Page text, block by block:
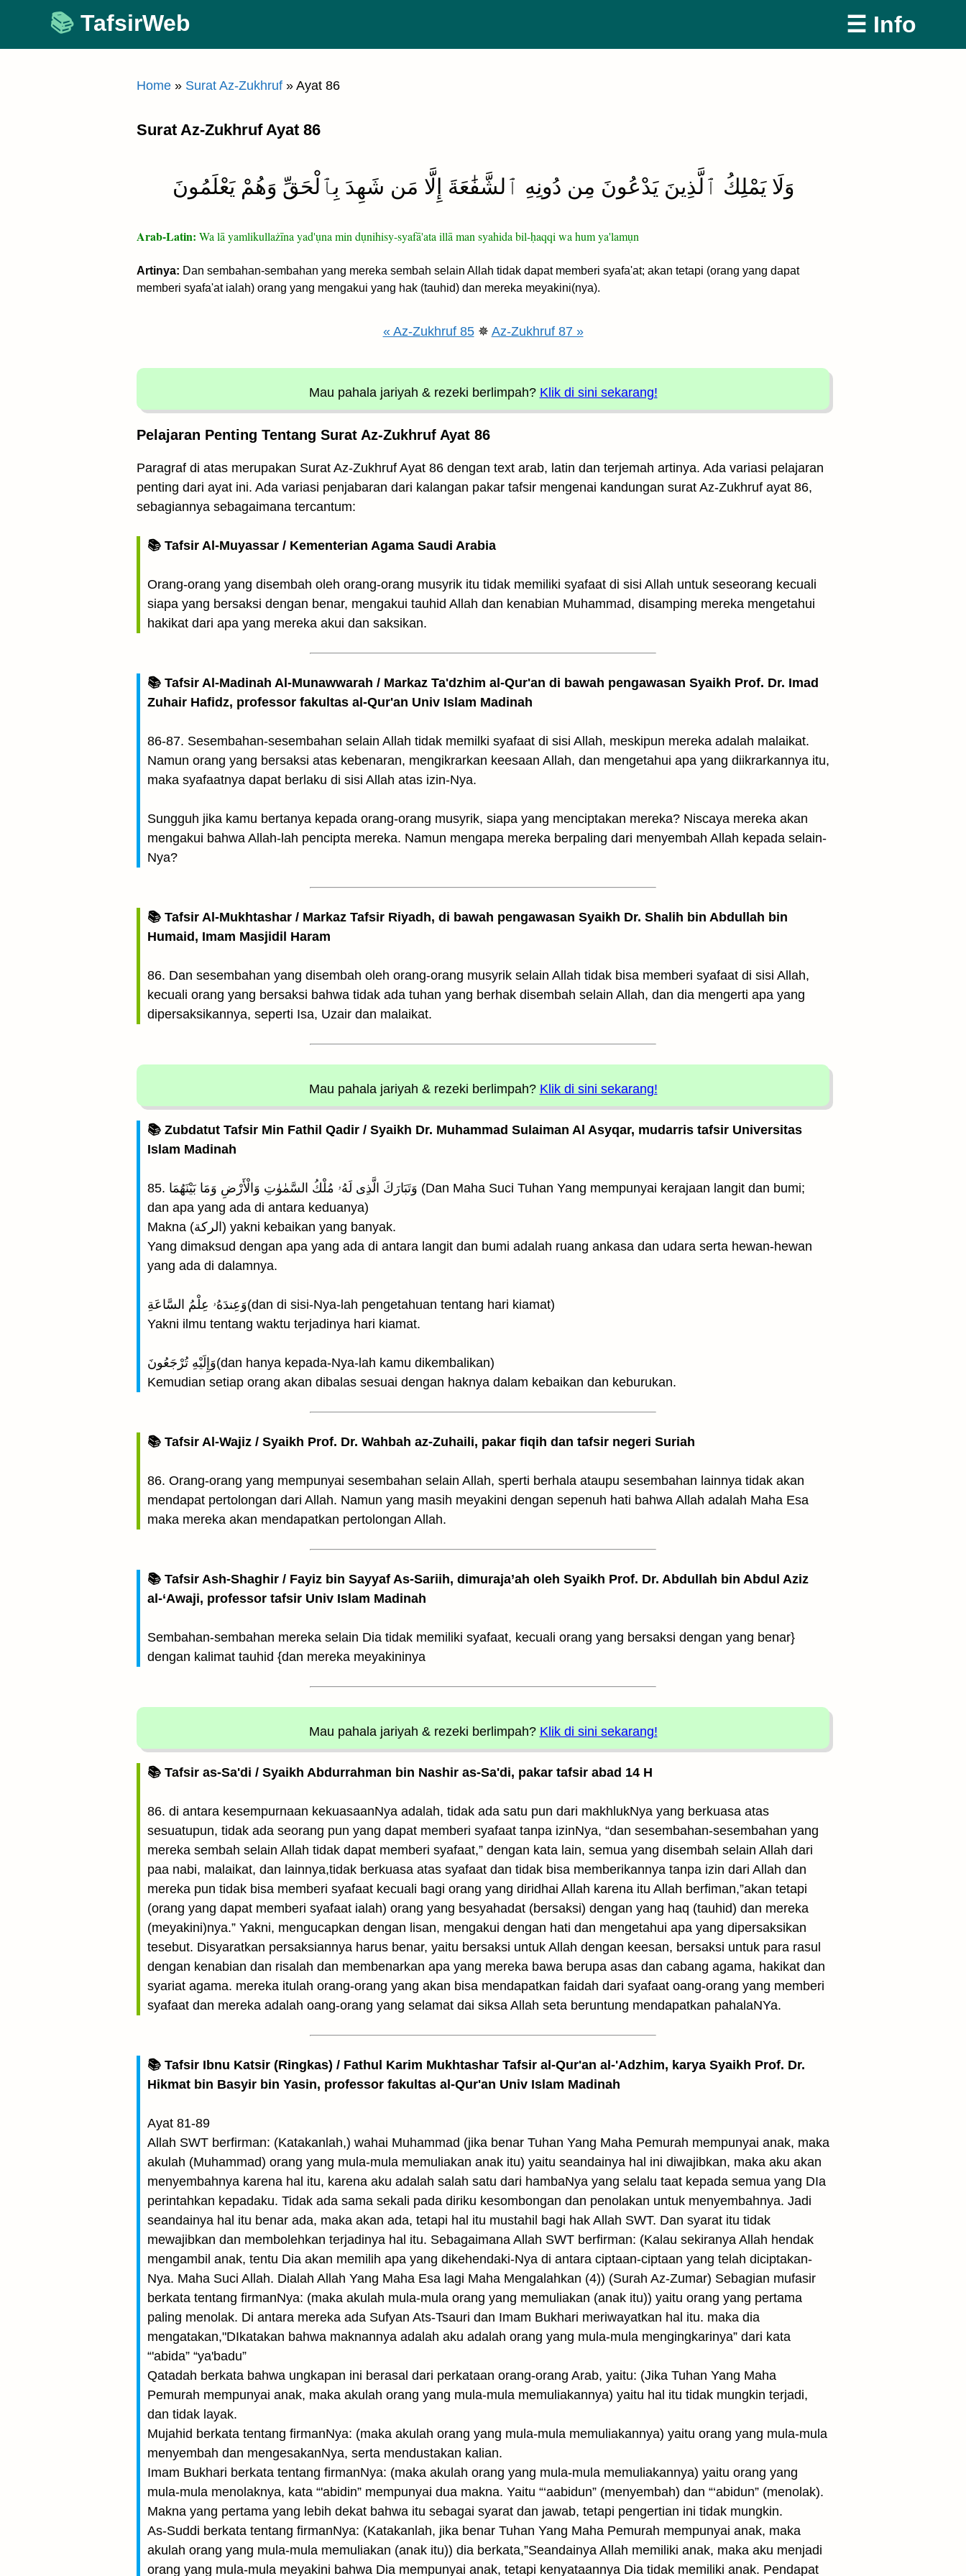
content
TafsirWeb ☰ Info
Home » Surat Az-Zukhruf » Ayat 86
Surat Az-Zukhruf Ayat 86
وَلَا يَمْلِكُ ٱلَّذِينَ يَدْعُونَ مِن دُونِهِ ٱلشَّفَٰعَةَ إِلَّا مَن شَهِدَ بِٱلْحَقِّ وَهُمْ يَعْلَمُونَ
Arab-Latin: Wa lā yamlikullażīna yad'ụna min dụnihisy-syafā'ata illā man syahida bil-ḥaqqi wa hum ya'lamụn
Artinya: Dan sembahan-sembahan yang mereka sembah selain Allah tidak dapat memberi syafa'at; akan tetapi (orang yang dapat
memberi syafa'at ialah) orang yang mengakui yang hak (tauhid) dan mereka meyakini(nya).
« Az-Zukhruf 85✵ Az-Zukhruf 87 »
Mau pahala jariyah & rezeki berlimpah? Klik di sini sekarang!
Pelajaran Penting Tentang Surat Az-Zukhruf Ayat 86
Paragraf di atas merupakan Surat Az-Zukhruf Ayat 86 dengan text arab, latin dan terjemah artinya. Ada variasi pelajaran
penting dari ayat ini. Ada variasi penjabaran dari kalangan pakar tafsir mengenai kandungan surat Az-Zukhruf ayat 86,
sebagiannya sebagaimana tercantum:
📚 Tafsir Al-Muyassar / Kementerian Agama Saudi Arabia
Orang-orang yang disembah oleh orang-orang musyrik itu tidak memiliki syafaat di sisi Allah untuk seseorang kecuali
siapa yang bersaksi dengan benar, mengakui tauhid Allah dan kenabian Muhammad, disamping mereka mengetahui
hakikat dari apa yang mereka akui dan saksikan.
📚 Tafsir Al-Madinah Al-Munawwarah / Markaz Ta'dzhim al-Qur'an di bawah pengawasan Syaikh Prof. Dr. Imad
Zuhair Hafidz, professor fakultas al-Qur'an Univ Islam Madinah
86-87. Sesembahan-sesembahan selain Allah tidak memilki syafaat di sisi Allah, meskipun mereka adalah malaikat.
Namun orang yang bersaksi atas kebenaran, mengikrarkan keesaan Allah, dan mengetahui apa yang diikrarkannya itu,
maka syafaatnya dapat berlaku di sisi Allah atas izin-Nya.
Sungguh jika kamu bertanya kepada orang-orang musyrik, siapa yang menciptakan mereka? Niscaya mereka akan
mengakui bahwa Allah-lah pencipta mereka. Namun mengapa mereka berpaling dari menyembah Allah kepada selain-
Nya?
📚 Tafsir Al-Mukhtashar / Markaz Tafsir Riyadh, di bawah pengawasan Syaikh Dr. Shalih bin Abdullah bin
Humaid, Imam Masjidil Haram
86. Dan sesembahan yang disembah oleh orang-orang musyrik selain Allah tidak bisa memberi syafaat di sisi Allah,
kecuali orang yang bersaksi bahwa tidak ada tuhan yang berhak disembah selain Allah, dan dia mengerti apa yang
dipersaksikannya, seperti Isa, Uzair dan malaikat.
Mau pahala jariyah & rezeki berlimpah? Klik di sini sekarang!
📚 Zubdatut Tafsir Min Fathil Qadir / Syaikh Dr. Muhammad Sulaiman Al Asyqar, mudarris tafsir Universitas
Islam Madinah
85. وَتَبَارَكَ الَّذِى لَهُۥ مُلْكُ السَّمٰوٰتِ وَالْأَرْضِ وَمَا بَيْنَهُمَا (Dan Maha Suci Tuhan Yang mempunyai kerajaan langit dan bumi;
dan apa yang ada di antara keduanya)
Makna (الركة) yakni kebaikan yang banyak.
Yang dimaksud dengan apa yang ada di antara langit dan bumi adalah ruang ankasa dan udara serta hewan-hewan
yang ada di dalamnya.
وَعِندَهُۥ عِلْمُ السَّاعَةِ(dan di sisi-Nya-lah pengetahuan tentang hari kiamat)
Yakni ilmu tentang waktu terjadinya hari kiamat.
وَإِلَيْهِ تُرْجَعُونَ(dan hanya kepada-Nya-lah kamu dikembalikan)
Kemudian setiap orang akan dibalas sesuai dengan haknya dalam kebaikan dan keburukan.
📚 Tafsir Al-Wajiz / Syaikh Prof. Dr. Wahbah az-Zuhaili, pakar fiqih dan tafsir negeri Suriah
86. Orang-orang yang mempunyai sesembahan selain Allah, sperti berhala ataupu sesembahan lainnya tidak akan
mendapat pertolongan dari Allah. Namun yang masih meyakini dengan sepenuh hati bahwa Allah adalah Maha Esa
maka mereka akan mendapatkan pertolongan Allah.
📚 Tafsir Ash-Shaghir / Fayiz bin Sayyaf As-Sariih, dimuraja’ah oleh Syaikh Prof. Dr. Abdullah bin Abdul Aziz
al-‘Awaji, professor tafsir Univ Islam Madinah
Sembahan-sembahan mereka selain Dia tidak memiliki syafaat, kecuali orang yang bersaksi dengan yang benar}
dengan kalimat tauhid {dan mereka meyakininya
Mau pahala jariyah & rezeki berlimpah? Klik di sini sekarang!
📚 Tafsir as-Sa'di / Syaikh Abdurrahman bin Nashir as-Sa'di, pakar tafsir abad 14 H
86. di antara kesempurnaan kekuasaanNya adalah, tidak ada satu pun dari makhlukNya yang berkuasa atas
sesuatupun, tidak ada seorang pun yang dapat memberi syafaat tanpa izinNya, “dan sesembahan-sesembahan yang
mereka sembah selain Allah tidak dapat memberi syafaat,” dengan kata lain, semua yang disembah selain Allah dari
paa nabi, malaikat, dan lainnya,tidak berkuasa atas syafaat dan tidak bisa memberikannya tanpa izin dari Allah dan
mereka pun tidak bisa memberi syafaat kecuali bagi orang yang diridhai Allah karena itu Allah berfiman,”akan tetapi
(orang yang dapat memberi syafaat ialah) orang yang besyahadat (bersaksi) dengan yang haq (tauhid) dan mereka
(meyakini)nya.” Yakni, mengucapkan dengan lisan, mengakui dengan hati dan mengetahui apa yang dipersaksikan
tesebut. Disyaratkan persaksiannya harus benar, yaitu bersaksi untuk Allah dengan keesan, bersaksi untuk para rasul
dengan kenabian dan risalah dan membenarkan apa yang mereka bawa berupa asas dan cabang agama, hakikat dan
syariat agama. mereka itulah orang-orang yang akan bisa mendapatkan faidah dari syafaat oang-orang yang memberi
syafaat dan mereka adalah oang-orang yang selamat dai siksa Allah seta beruntung mendapatkan pahalaNYa.
📚 Tafsir Ibnu Katsir (Ringkas) / Fathul Karim Mukhtashar Tafsir al-Qur'an al-'Adzhim, karya Syaikh Prof. Dr.
Hikmat bin Basyir bin Yasin, professor fakultas al-Qur'an Univ Islam Madinah
Ayat 81-89
Allah SWT berfirman: (Katakanlah,) wahai Muhammad (jika benar Tuhan Yang Maha Pemurah mempunyai anak, maka
akulah (Muhammad) orang yang mula-mula memuliakan anak itu) yaitu seandainya hal ini diwajibkan, maka aku akan
menyembahnya karena hal itu, karena aku adalah salah satu dari hambaNya yang selalu taat kepada semua yang DIa
perintahkan kepadaku. Tidak ada sama sekali pada diriku kesombongan dan penolakan untuk menyembahnya. Jadi
seandainya hal itu benar ada, maka akan ada, tetapi hal itu mustahil bagi hak Allah SWT. Dan syarat itu tidak
mewajibkan dan membolehkan terjadinya hal itu. Sebagaimana Allah SWT berfirman: (Kalau sekiranya Allah hendak
mengambil anak, tentu Dia akan memilih apa yang dikehendaki-Nya di antara ciptaan-ciptaan yang telah diciptakan-
Nya. Maha Suci Allah. Dialah Allah Yang Maha Esa lagi Maha Mengalahkan (4)) (Surah Az-Zumar) Sebagian mufasir
berkata tentang firmanNya: (maka akulah mula-mula orang yang memuliakan (anak itu)) yaitu orang yang pertama
paling menolak. Di antara mereka ada Sufyan Ats-Tsauri dan Imam Bukhari meriwayatkan hal itu. maka dia
mengatakan,"DIkatakan bahwa maknannya adalah aku adalah orang yang mula-mula mengingkarinya” dari kata
“'abida” “ya'badu”
Qatadah berkata bahwa ungkapan ini berasal dari perkataan orang-orang Arab, yaitu: (Jika Tuhan Yang Maha
Pemurah mempunyai anak, maka akulah orang yang mula-mula memuliakannya) yaitu hal itu tidak mungkin terjadi,
dan tidak layak.
Mujahid berkata tentang firmanNya: (maka akulah orang yang mula-mula memuliakannya) yaitu orang yang mula-mula
menyembah dan mengesakanNya, serta mendustakan kalian.
Imam Bukhari berkata tentang firmanNya: (maka akulah orang yang mula-mula memuliakannya) yaitu orang yang
mula-mula menolaknya, kata “'abidin” mempunyai dua makna. Yaitu “‘aabidun” (menyembah) dan “‘abidun” (menolak).
Makna yang pertama yang lebih dekat bahwa itu sebagai syarat dan jawab, tetapi pengertian ini tidak mungkin.
As-Suddi berkata tentang firmanNya: (Katakanlah, jika benar Tuhan Yang Maha Pemurah mempunyai anak, maka
akulah orang yang mula-mula memuliakan (anak itu)) dia berkata,”Seandainya Allah memiliki anak, maka aku menjadi
orang yang mula-mula meyakini bahwa Dia mempunyai anak, tetapi kenyataannya Dia tidak memiliki anak. Pendapat